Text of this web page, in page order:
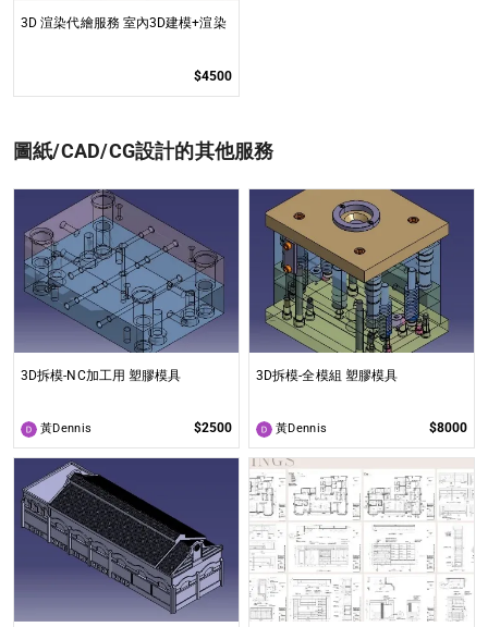
3D 渲染代繪服務 室內3D建模+渲染
$4500
圖紙/CAD/CG設計的其他服務
3D拆模-NC加工用 塑膠模具
黃Dennis $2500
3D拆模-全模組 塑膠模具
黃Dennis $8000